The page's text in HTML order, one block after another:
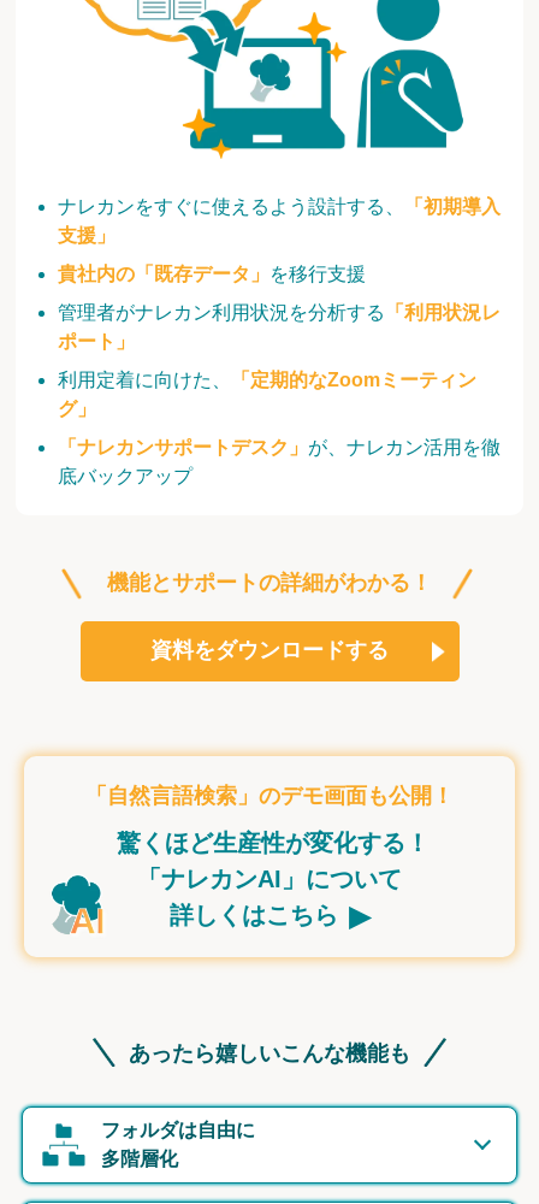
ナレカンをすぐに使えるよう設計する、
「初期導入
支援」
貴社内の「既存データ」 を移行支援
管理者がナレカン利用状況を分析する
「利用状況レ
ポート」
利用定着に向けた、
「定期的なZoomミーティン
グ」
「ナレカンサポートデスク」 が、ナレカン活用を徹
底バックアップ
機能とサポートの詳細がわかる！
資料をダウンロードする
「自然言語検索」のデモ画面も公開！
驚くほど生産性が変化する！
「ナレカンAI」について
詳しくはこちら ▸
あったら嬉しいこんな機能も
フォルダは自由に
多階層化